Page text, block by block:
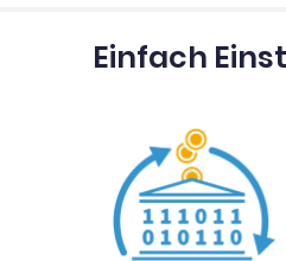
Einfach